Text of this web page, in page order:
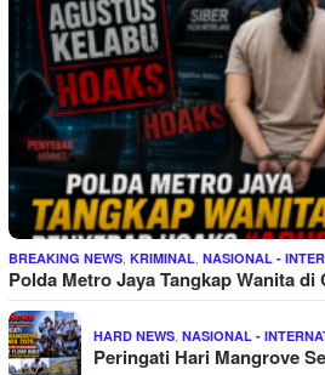
BREAKING NEWS, KRIMINAL, NASIONAL -
Polda Metro Jaya Tangkap Wanita
HARD NEWS, NASIONAL -
Peringati Hari Mangrove